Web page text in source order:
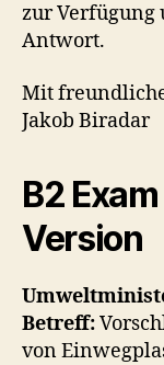
zur Verfügung
Antwort.
Mit
Jakob Biradar
B2
Version
Betreff:
von